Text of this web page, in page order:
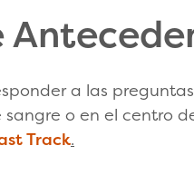
a las
o en el centro
Track.